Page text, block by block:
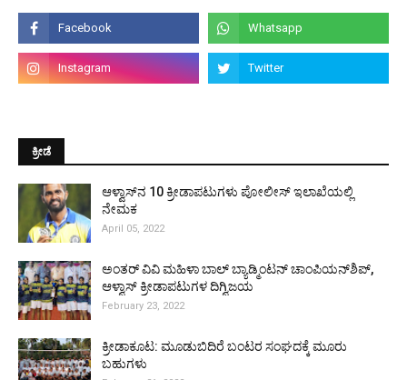
ಕ್ರೀಡೆ
ಆಳ್ವಾಸ್‌ನ 10 ಕ್ರೀಡಾಪಟುಗಳು ಪೋಲೀಸ್ ಇಲಾಖೆಯಲ್ಲಿ
ನೇಮಕ
April 05, 2022
ಅಂತರ್ ವಿವಿ ಮಹಿಳಾ ಬಾಲ್ ಬ್ಯಾಡ್ಮಿಂಟನ್ ಚಾಂಪಿಯನ್‌ಶಿಪ್,
ಆಳ್ವಾಸ್ ಕ್ರೀಡಾಪಟುಗಳ ದಿಗ್ವಿಜಯ
February 23, 2022
ಕ್ರೀಡಾಕೂಟ: ಮೂಡುಬಿದಿರೆ ಬಂಟರ ಸಂಘದಕ್ಕೆ ಮೂರು
ಬಹುಗಳು